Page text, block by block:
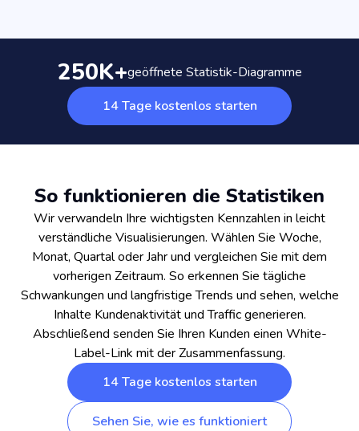
250K+geöffnete Statistik-Diagramme
14 Tage kostenlos starten
So funktionieren die Statistiken
Wir verwandeln Ihre wichtigsten Kennzahlen in leicht
verständliche Visualisierungen. Wählen Sie Woche,
Monat, Quartal oder Jahr und vergleichen Sie mit dem
vorherigen Zeitraum. So erkennen Sie tägliche
Schwankungen und langfristige Trends und sehen, welche
Inhalte Kundenaktivität und Traffic generieren.
Abschließend senden Sie Ihren Kunden einen White-
Label-Link mit der Zusammenfassung.
14 Tage kostenlos starten
Sehen Sie, wie es funktioniert